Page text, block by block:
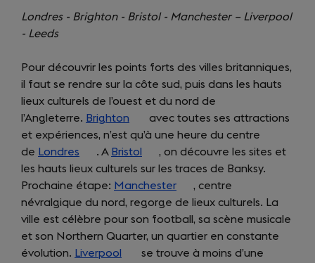
Londres - Brighton - Bristol - Manchester – Liverpool
- Leeds
Pour découvrir les points forts des villes britanniques,
il faut se rendre sur la côte sud, puis dans les hauts
lieux culturels de l’ouest et du nord de
l’Angleterre. Brighton (opens
in
a
new
tab)
avec toutes ses attractions
et expériences, n’est qu’à une heure du centre
de Londres (opens
in
a
new
tab)
. A Bristol
(opens
in
a
new
tab)
, on découvre les sites et
les hauts lieux culturels sur les traces de Banksy.
Prochaine étape: Manchester (opens
in
a
new
tab)
, centre
névralgique du nord, regorge de lieux culturels. La
ville est célèbre pour son football, sa scène musicale
et son Northern Quarter, un quartier en constante
évolution. Liverpool
(opensse trouve à moins d’une